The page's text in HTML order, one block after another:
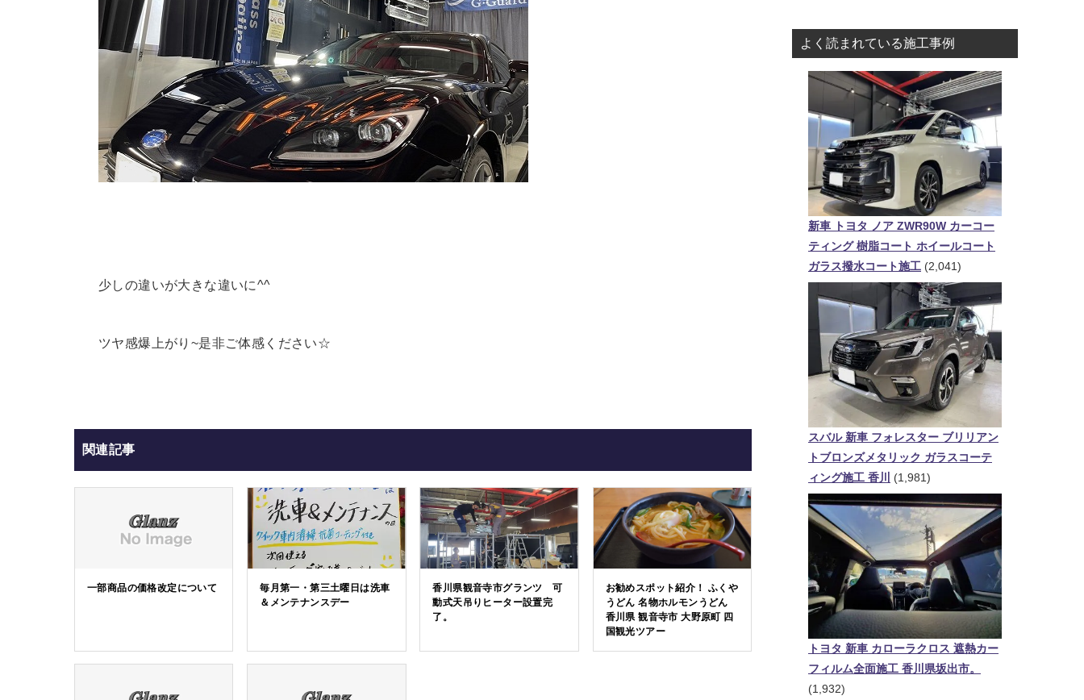
少しの違いが大きな違いに^^
ツヤ感爆上がり~是非ご体感ください☆
関連記事
一部商品の価格改定について
毎月第一・第三土曜日は洗車
＆メンテナンスデー
香川県観音寺市グランツ 可
動式天吊りヒーター設置完
了。
お勧めスポット紹介！ ふくや
うどん 名物ホルモンうどん
香川県 観音寺市 大野原町 四
国観光ツアー
よく読まれている施工事例
新車 トヨタ ノア ZWR90W カーコー
ティング 樹脂コート ホイールコート
ガラス撥水コート施工 (2,041)
スバル 新車 フォレスター ブリリアン
トブロンズメタリック ガラスコーテ
ィング施工 香川
(1,981)
トヨタ 新車 カローラクロス 遮熱カー
フィルム全面施工 香川県坂出市。
(1,932)